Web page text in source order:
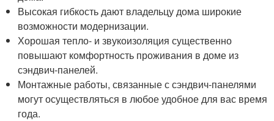
Высокая гибкость дают владельцу дома широкие
возможности модернизации.
Хорошая тепло- и звукоизоляция существенно
повышают комфортность проживания в доме из
сэндвич-панелей.
Монтажные работы, связанные с сэндвич-панелями
могут осуществляться в любое удобное для вас время
года.